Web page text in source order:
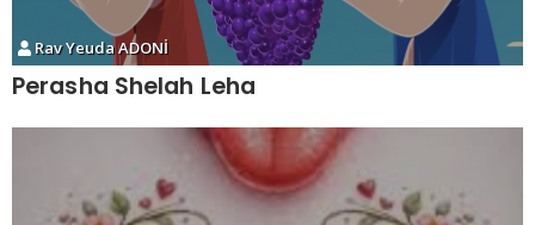
Rav Yeuda ADONİ
Perasha Shelah Leha